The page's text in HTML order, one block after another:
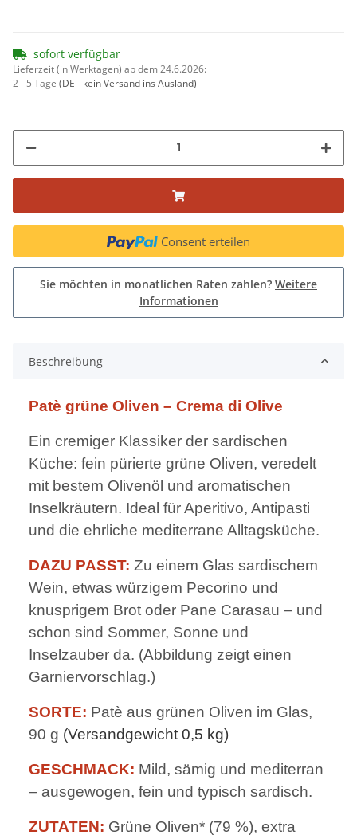
sofort verfügbar
Lieferzeit (in Werktagen) ab dem 24.6.2026:
2 - 5 Tage (DE - kein Versand ins Ausland)
Consent erteilen
Sie möchten in monatlichen Raten zahlen? Weitere
Informationen
Beschreibung
Patè grüne Oliven – Crema di Olive
Ein cremiger Klassiker der sardischen
Küche: fein pürierte grüne Oliven, veredelt
mit bestem Olivenöl und aromatischen
Inselkräutern. Ideal für Aperitivo, Antipasti
und die ehrliche mediterrane Alltagsküche.
DAZU PASST: Zu einem Glas sardischem
Wein, etwas würzigem Pecorino und
knusprigem Brot oder Pane Carasau – und
schon sind Sommer, Sonne und
Inselzauber da. (Abbildung zeigt einen
Garniervorschlag.)
SORTE: Patè aus grünen Oliven im Glas,
90 g (Versandgewicht 0,5 kg)
GESCHMACK: Mild, sämig und mediterran
– ausgewogen, fein und typisch sardisch.
ZUTATEN: Grüne Oliven* (79 %), extra